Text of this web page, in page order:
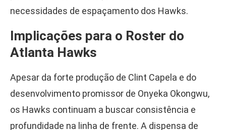
necessidades de espaçamento dos Hawks.
Implicações para o Roster do
Atlanta Hawks
Apesar da forte produção de Clint Capela e do
desenvolvimento promissor de Onyeka Okongwu,
os Hawks continuam a buscar consistência e
profundidade na linha de frente. A dispensa de